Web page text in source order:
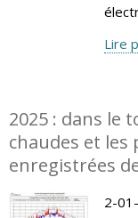
Lire
2025 : dans le
chaudes et les
enregistrées
2-